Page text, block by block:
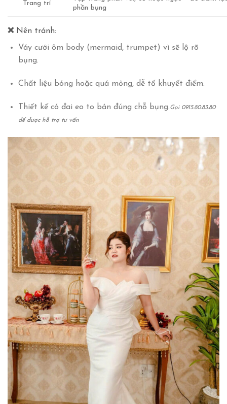
Trang trí
phần bụng
❌ Nên tránh:
Váy cưới ôm body (mermaid, trumpet) vì sẽ lộ rõ
bụng.
Chất liệu bóng hoặc quá mỏng, dễ tố khuyết điểm.
Thiết kế có đai eo to bản đúng chỗ bụng.Gọi 0915.80.83.80
để được hỗ trợ tư vấn